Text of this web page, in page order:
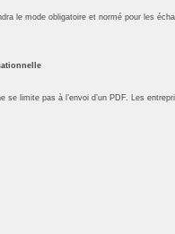
le mode obligatoire et normé pour les
se limite pas à l’envoi d’un PDF. Les